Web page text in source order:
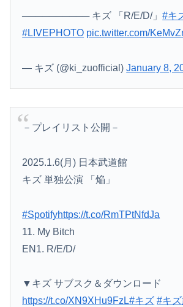
────────── キズ 「R/E/D/」#キ
#LIVEPHOTO pic.twitter.com/
— キズ (@ki_zuofficial)January 8,
－プレイリスト公開－
2025.1.6(月) 日本武道館
キズ 単独公演 「焔」
#Spotifyhttps://t.co/RmTPtNfdJa
11. My Bitch
EN1. R/E/D/
▼キズ サブスク＆ダウンロード
https://t.co/XN9XHu9FzL#キズ #キ